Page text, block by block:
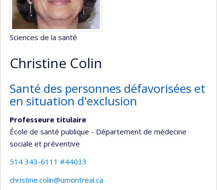
Sciences de la santé
Christine Colin
Santé des personnes défavorisées et
en situation d'exclusion
Professeure titulaire
École de santé publique - Département de médecine
sociale et préventive
514 343-6111 #44033
christine.colin@umontreal.ca